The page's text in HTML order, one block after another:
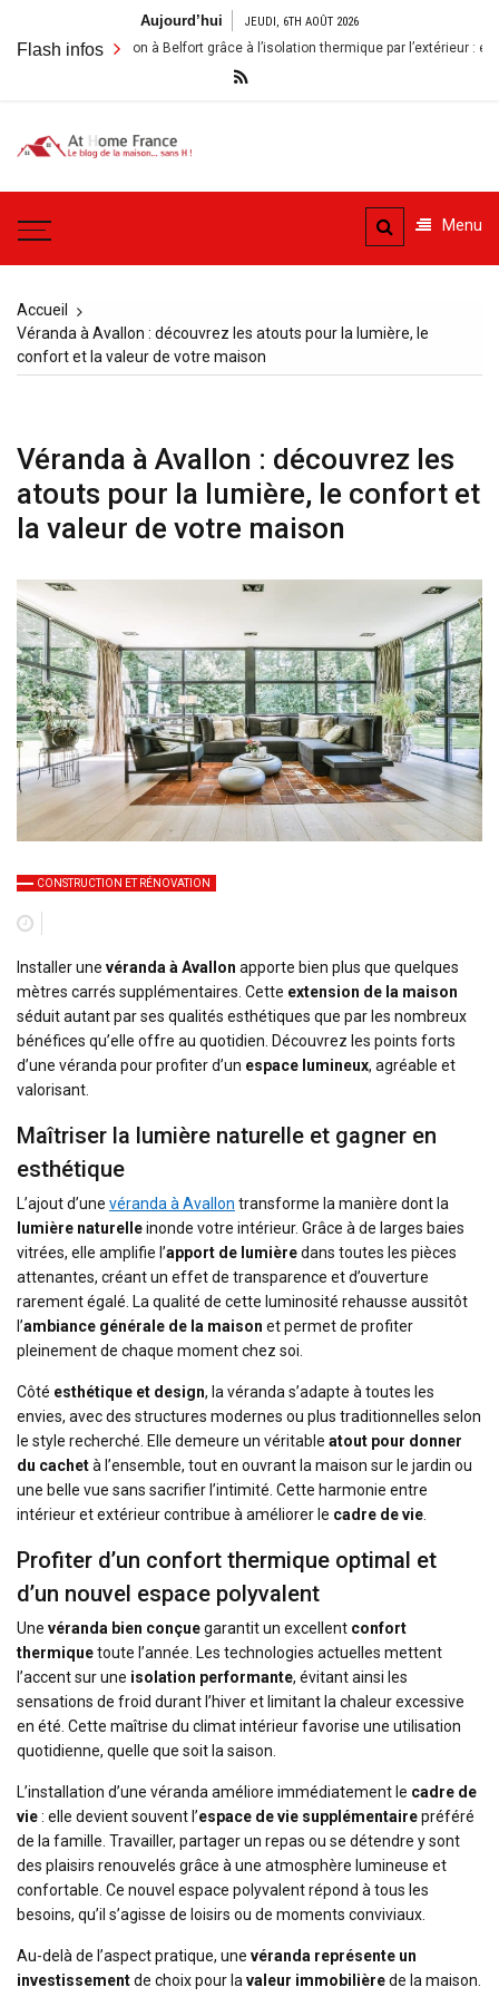
contenu
Aujourd’hui JEUDI, 6TH AOÛT 2026
Flash infos
sa maison à Belfort grâce à l’isolation thermique par l’extérieur : enjeux
A la
Maison
France
H
Menu
Accueil
Véranda à Avallon : découvrez les atouts pour la lumière, le
confort et la valeur de votre maison
Véranda à Avallon : découvrez les
atouts pour la lumière, le confort et
la valeur de votre maison
CONSTRUCTION ET RÉNOVATION
Installer une véranda à Avallon apporte bien plus que quelques
mètres carrés supplémentaires. Cette extension de la maison
séduit autant par ses qualités esthétiques que par les nombreux
bénéfices qu’elle offre au quotidien. Découvrez les points forts
d’une véranda pour profiter d’un espace lumineux, agréable et
valorisant.
Maîtriser la lumière naturelle et gagner en
esthétique
L’ajout d’une véranda à Avallon transforme la manière dont la
lumière naturelleinonde votre intérieur. Grâce à de larges baies
vitrées, elle amplifie l’apport de lumièredans toutes les pièces
attenantes, créant un effet de transparence et d’ouverture
rarement égalé. La qualité de cette luminosité rehausse aussitôt
l’ambiance générale de la maison et permet de profiter
pleinement de chaque moment chez soi.
Côté esthétique et design, la véranda s’adapte à toutes les
envies, avec des structures modernes ou plus traditionnelles selon
le style recherché. Elle demeure un véritable atout pour donner
du cachetà l’ensemble, tout en ouvrant la maison sur le jardin ou
une belle vue sans sacrifier l’intimité. Cette harmonie entre
intérieur et extérieur contribue à améliorer le cadre de vie
Profiter d’un confort thermique optimal et
d’un nouvel espace polyvalent
Une véranda bien conçuegarantit un excellent confort
thermiquetoute l’année. Les technologies actuelles mettent
l’accent sur une isolation performante, évitant ainsi les
sensations de froid durant l’hiver et limitant la chaleur excessive
en été. Cette maîtrise du climat intérieur favorise une utilisation
quotidienne, quelle que soit la saison.
L’installation d’une véranda améliore immédiatement le cadre de
vie: elle devient souvent l’espace de vie supplémentairepréféré
de la famille. Travailler, partager un repas ou se détendre y sont
des plaisirs renouvelés grâce à une atmosphère lumineuse et
confortable. Ce nouvel espace polyvalent répond à tous les
besoins, qu’il s’agisse de loisirs ou de moments conviviaux.
Au-delà de l’aspect pratique, une véranda représente un
investissementde choix pour la valeur immobilièrede la maison.